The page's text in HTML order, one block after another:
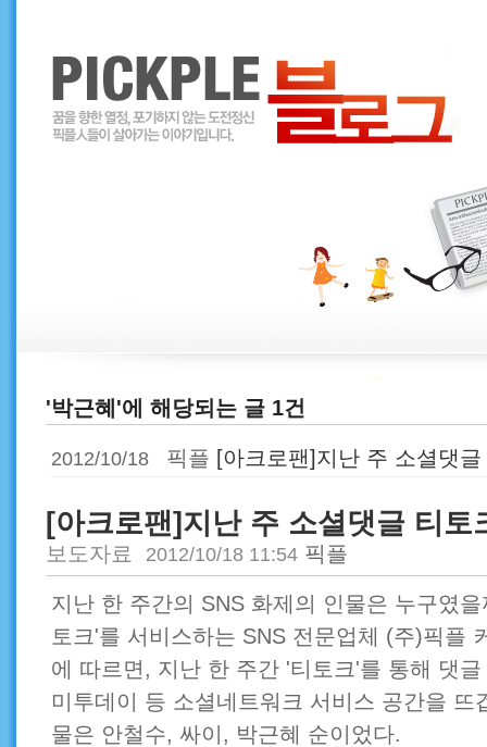
'박근혜'에 해당되는 글 1건
2012/10/18 픽플 [아크로팬]지난 주 소셜댓
[아크로팬]지난 주 소셜댓글 티
보도자료 2012/10/18 11:54 픽플
지난 한 주간의 SNS 화제의 인물은 누구였
토크'를 서비스하는 SNS 전문업체 (주)픽플
에 따르면, 지난 한 주간 '티토크'를 통해 댓
미투데이 등 소셜네트워크 서비스 공간을 뜨
물은 안철수, 싸이, 박근혜 순이었다.